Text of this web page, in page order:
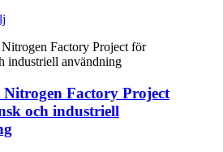
Factory Project
och industriell